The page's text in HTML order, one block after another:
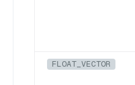
FLOAT_VECTOR